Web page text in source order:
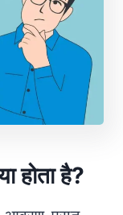
होता है?